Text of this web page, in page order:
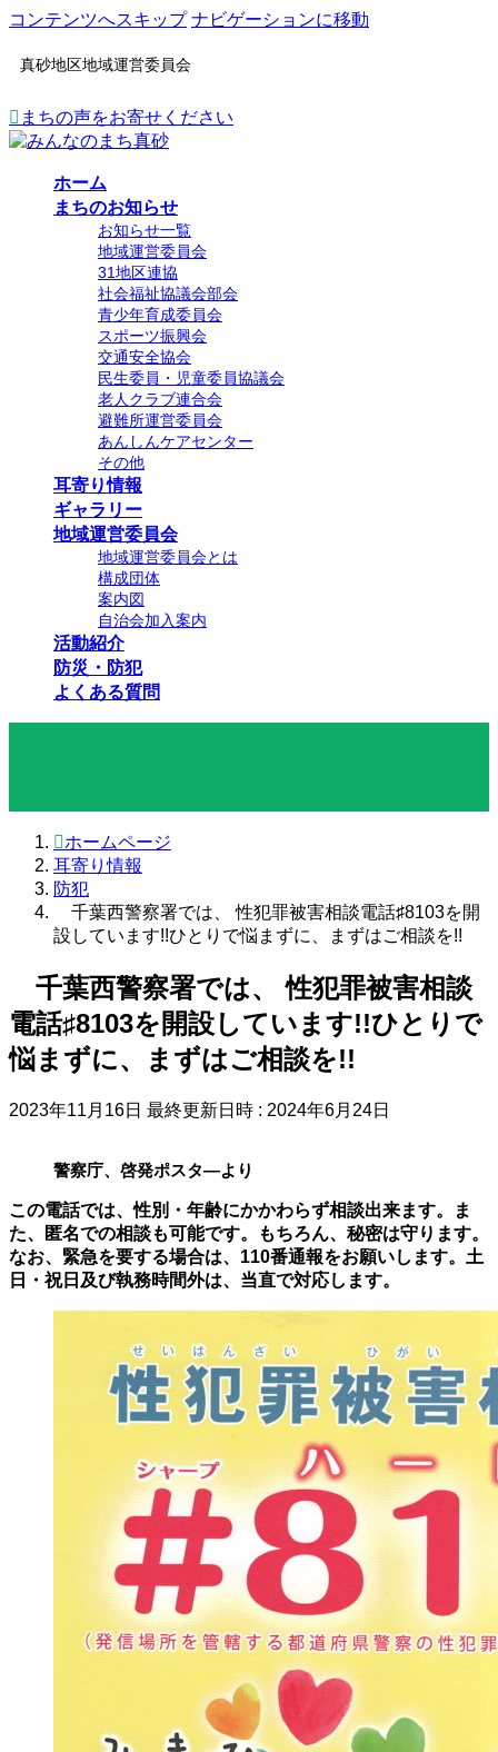
コンテンツへスキップ ナビゲーションに移動
真砂地区地域運営委員会
まちの声をお寄せください
ホーム
まちのお知らせ
お知らせ一覧
地域運営委員会
31地区連協
社会福祉協議会部会
青少年育成委員会
スポーツ振興会
交通安全協会
民生委員・児童委員協議会
老人クラブ連合会
避難所運営委員会
あんしんケアセンター
その他
耳寄り情報
ギャラリー
地域運営委員会
地域運営委員会とは
構成団体
案内図
自治会加入案内
活動紹介
防災・防犯
よくある質問
ホームページ
耳寄り情報
防犯
千葉西警察署では、 性犯罪被害相談電話♯8103を開
設しています!!ひとりで悩まずに、まずはご相談を!!
千葉西警察署では、 性犯罪被害相談
電話♯8103を開設しています!!ひとりで
悩まずに、まずはご相談を!!
2023年11月16日 最終更新日時 : 2024年6月24日
警察庁、啓発ポスタ―より
この電話では、性別・年齢にかかわらず相談出来ます。ま
た、匿名での相談も可能です。もちろん、秘密は守ります。
なお、緊急を要する場合は、110番通報をお願いします。土
日・祝日及び執務時間外は、当直で対応します。